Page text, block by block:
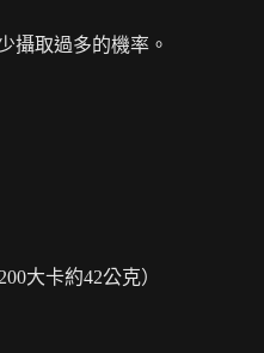
攝取過多的機率。
大卡約42公克）